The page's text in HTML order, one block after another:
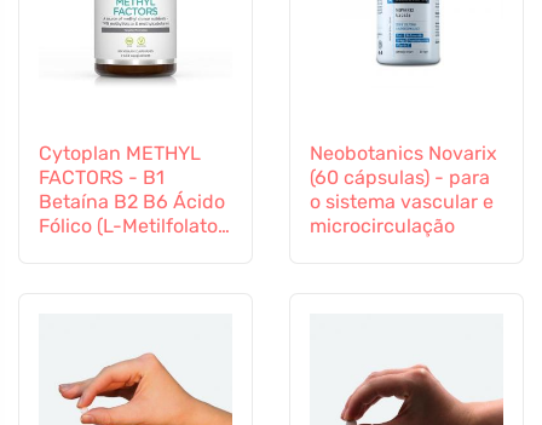
Cytoplan METHYL
FACTORS - B1
Betaína B2 B6 Ácido
Fólico (L-Metilfolato)
Neobotanics Novarix
(60 cápsulas) - para
o sistema vascular e
microcirculação